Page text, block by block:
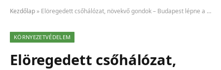
Kezdőlap » Elöregedett csőhálózat, növekvő gondok – Budapest lépne a vízellátás védelméért
KÖRNYEZETVÉDELEM
Elöregedett csőhálózat,